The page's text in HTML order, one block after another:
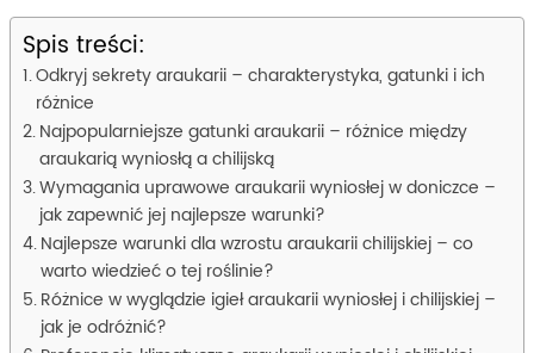
Spis treści:
Odkryj sekrety araukarii – charakterystyka, gatunki i ich
różnice
Najpopularniejsze gatunki araukarii – różnice między
araukarią wyniosłą a chilijską
Wymagania uprawowe araukarii wyniosłej w doniczce –
jak zapewnić jej najlepsze warunki?
Najlepsze warunki dla wzrostu araukarii chilijskiej – co
warto wiedzieć o tej roślinie?
Różnice w wyglądzie igieł araukarii wyniosłej i chilijskiej –
jak je odróżnić?